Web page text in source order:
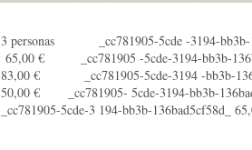
3 personas _cc781905-5cde -3194-bb3b-
65,00 € _cc781905 -5cde-3194-bb3b-
83,00 € _cc781905-5cde-3194 -bb3b-
50,00 € _cc781905- 5cde-3194-bb3b-
_cc781905-5cde-3 194-bb3b-136bad5cf58d_